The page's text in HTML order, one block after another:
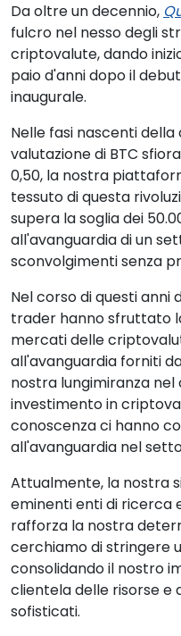
Da oltre un decennio,
fulcro nel nesso degli
criptovalute, dando
paio d'anni dopo il
inaugurale.
Nelle fasi nascenti
valutazione di BTC
0,50, la nostra
tessuto di questa
supera la soglia dei
all'avanguardia di un
sconvolgimenti senza
Nel corso di questi anni
trader hanno sfruttato
mercati delle
all'avanguardia forniti
nostra lungimiranza
investimento in
conoscenza ci hanno
all'avanguardia nel
Attualmente, la nostra
eminenti enti di ricerca
rafforza la nostra
cerchiamo di stringere
consolidando il nostro
clientela delle risorse e
sofisticati.